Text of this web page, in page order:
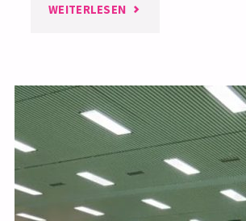
WEITERLESEN"B-
BWOL: GELUNGENE
REVANCHE AUSWÄRTS
GEGEN
SG SCHOZACH-